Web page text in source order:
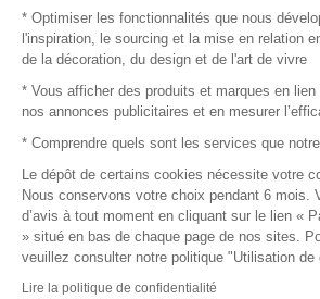
Recrutement
Mentions légales
Conditions
* Optimiser les fonctionnalités que nous
l'inspiration, le sourcing et la mise en relation
de la décoration, du design et de l'art de vivre
* Vous afficher des produits et marques en
nos annonces publicitaires et en mesurer
* Comprendre quels sont les services que
Le dépôt de certains cookies nécessite votre
Nous conservons votre choix pendant 6 mois.
d’avis à tout moment en cliquant sur le lien «
» situé en bas de chaque page de nos sites.
veuillez consulter notre politique "Utilisation de
Lire la politique de confidentialité